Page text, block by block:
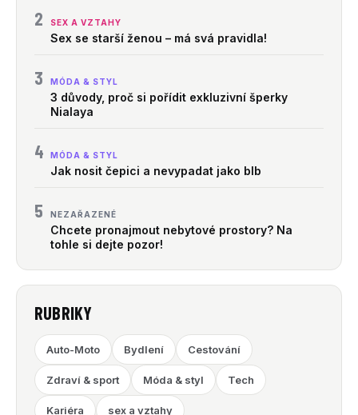
2 SEX A VZTAHY
Sex se starší ženou – má svá pravidla!
3 MÓDA & STYL
3 důvody, proč si pořídit exkluzivní šperky
Nialaya
4 MÓDA & STYL
Jak nosit čepici a nevypadat jako blb
5 NEZAŘAZENÉ
Chcete pronajmout nebytové prostory? Na
tohle si dejte pozor!
RUBRIKY
Auto-Moto Bydlení Cestování
Zdraví & sport Móda & styl Tech
Kariéra sex a vztahy